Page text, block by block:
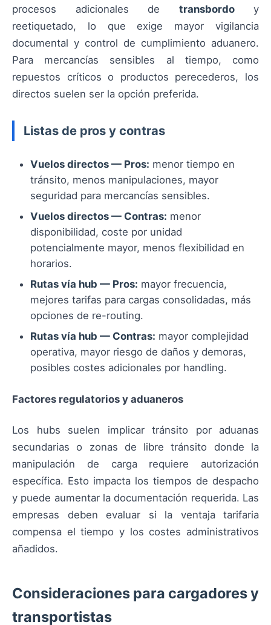
procesos adicionales de transbordoy
reetiquetado, lo que exige mayor vigilancia
documental y control de cumplimiento aduanero.
Para mercancías sensibles al tiempo, como
repuestos críticos o productos perecederos, los
directos suelen ser la opción preferida.
Listas de pros y contras
Vuelos directos — Pros: menor tiempo en
tránsito, menos manipulaciones, mayor
seguridad para mercancías sensibles.
Vuelos directos — Contras: menor
disponibilidad, coste por unidad
potencialmente mayor, menos flexibilidad en
horarios.
Rutas vía hub — Pros: mayor frecuencia,
mejores tarifas para cargas consolidadas, más
opciones de re-routing.
Rutas vía hub — Contras: mayor complejidad
operativa, mayor riesgo de daños y demoras,
posibles costes adicionales por handling.
Factores regulatorios y aduaneros
Los hubs suelen implicar tránsito por aduanas
secundarias o zonas de libre tránsito donde la
manipulación de carga requiere autorización
específica. Esto impacta los tiempos de despacho
y puede aumentar la documentación requerida. Las
empresas deben evaluar si la ventaja tarifaria
compensa el tiempo y los costes administrativos
añadidos.
Consideraciones para cargadores y
transportistas